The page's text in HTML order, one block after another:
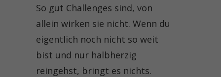
So gut Challenges sind, von
allein wirken sie nicht. Wenn du
eigentlich noch nicht so weit
bist und nur halbherzig
reingehst, bringt es nichts.